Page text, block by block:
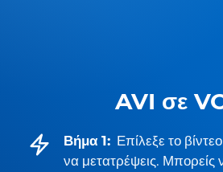
AVI σε
Βήμα 1: Επίλεξε το
να μετατρέψεις. Μπορείς